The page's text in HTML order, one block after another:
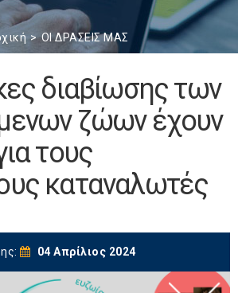
ΟΙ ΔΡΑΣΕΙΣ ΜΑΣ
διαβίωσης των
ζώων έχουν
τους
καταναλωτές
04 Απρίλιος 2024